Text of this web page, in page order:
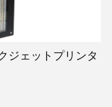
ジェットプリンタ